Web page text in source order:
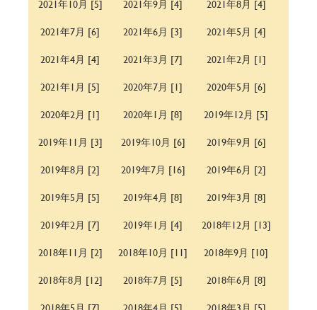
2021年10月 [5]
2021年9月 [4]
2021年8月 [4]
2021年7月 [6]
2021年6月 [3]
2021年5月 [4]
2021年4月 [4]
2021年3月 [7]
2021年2月 [1]
2021年1月 [5]
2020年7月 [1]
2020年5月 [6]
2020年2月 [1]
2020年1月 [8]
2019年12月 [5]
2019年11月 [3]
2019年10月 [6]
2019年9月 [6]
2019年8月 [2]
2019年7月 [16]
2019年6月 [2]
2019年5月 [5]
2019年4月 [8]
2019年3月 [8]
2019年2月 [7]
2019年1月 [4]
2018年12月 [13]
2018年11月 [2]
2018年10月 [11]
2018年9月 [10]
2018年8月 [12]
2018年7月 [5]
2018年6月 [8]